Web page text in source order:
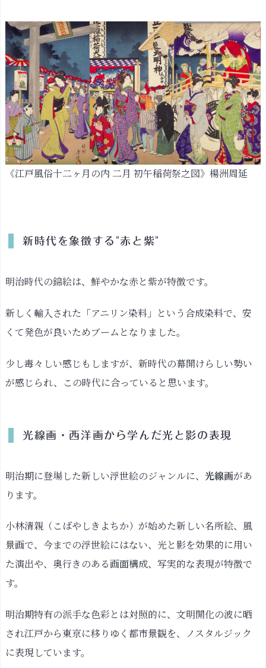
《江戸風俗十二ヶ月の内 二月 初午稲荷祭之図》楊洲周延
新時代を象徴する"赤と紫"
明治時代の錦絵は、鮮やかな赤と紫が特徴です。
新しく輸入された「アニリン染料」という合成染料で、安
くて発色が良いためブームとなりました。
少し毒々しい感じもしますが、新時代の幕開けらしい勢い
が感じられ、この時代に合っていると思います。
光線画・西洋画から学んだ光と影の表現
明治期に登場した新しい浮世絵のジャンルに、 光線画があ
ります。
小林清親（こばやしきよちか）が始めた新しい名所絵、風
景画で、今までの浮世絵にはない、光と影を効果的に用い
た演出や、奥行きのある画面構成、写実的な表現が特徴で
す。
明治期特有の派手な色彩とは対照的に、文明開化の波に晒
され江戸から東京に移りゆく都市景観を、ノスタルジック
に表現しています。